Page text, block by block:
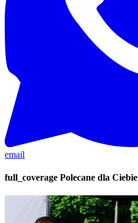
email
full_coverage Polecane dla Ciebie